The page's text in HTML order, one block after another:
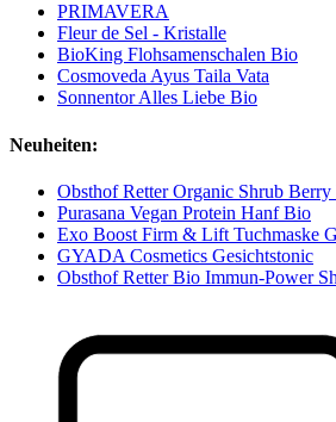
PRIMAVERA
Fleur de Sel - Kristalle
BioKing Flohsamenschalen Bio
Cosmoveda Ayus Taila Vata
Sonnentor Alles Liebe Bio
Neuheiten:
Obsthof Retter Organic Shrub Berry
Purasana Vegan Protein Hanf Bio
Exo Boost Firm & Lift Tuchmaske
GYADA Cosmetics Gesichtstonic
Obsthof Retter Bio Immun-Power